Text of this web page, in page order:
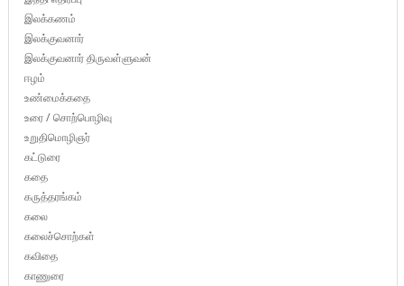
இலக்கணம்
இலக்குவனார்
இலக்குவனார் திருவள்ளுவன்
ஈழம்
உண்மைக்கதை
உரை / சொற்பொழிவு
உறுதிமொழிஞர்
கட்டுரை
கதை
கருத்தரங்கம்
கலை
கலைச்சொற்கள்
கவிதை
காணுரை